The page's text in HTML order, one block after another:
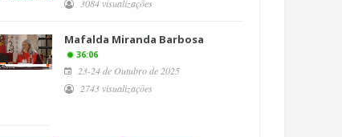
3084 visualizações
Mafalda Miranda Barbosa
36:06
23-24 de Outubro de 2025
2743 visualizações